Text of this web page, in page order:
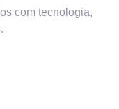
com tecnologia,